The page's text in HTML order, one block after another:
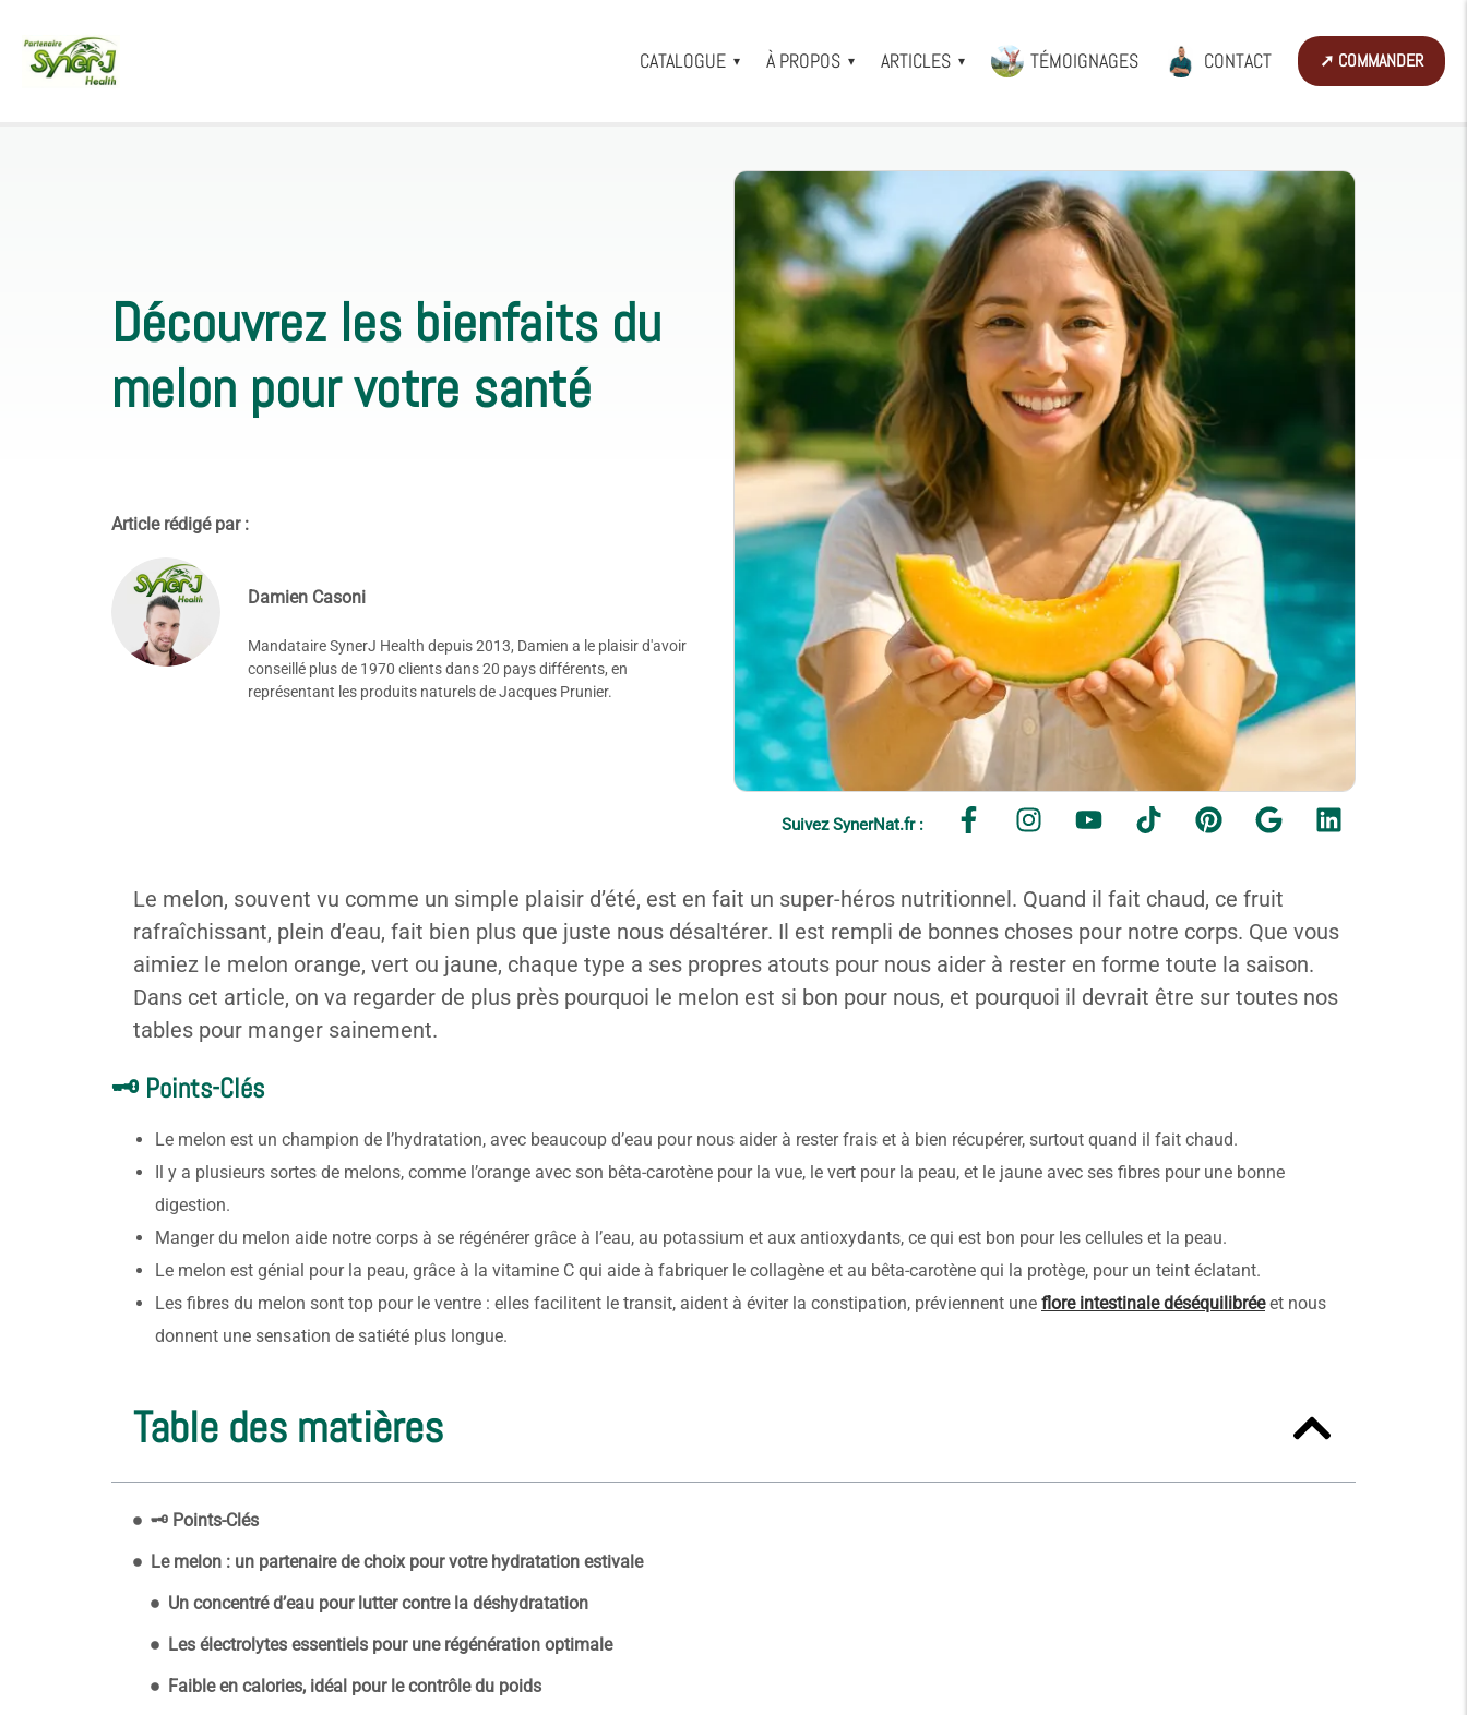
CATALOGUE ▾ À PROPOS ▾ ARTICLES ▾ TÉMOIGNAGES CONTACT ➚ COMMANDER
Découvrez les bienfaits du
melon pour votre santé
Article rédigé par :
Damien Casoni
Mandataire SynerJ Health depuis 2013, Damien a le plaisir d'avoir
conseillé plus de 1970 clients dans 20 pays différents, en
représentant les produits naturels de Jacques Prunier.
Suivez SynerNat.fr :
Le melon, souvent vu comme un simple plaisir d’été, est en fait un super-héros nutritionnel. Quand il fait chaud, ce fruit
rafraîchissant, plein d’eau, fait bien plus que juste nous désaltérer. Il est rempli de bonnes choses pour notre corps. Que vous
aimiez le melon orange, vert ou jaune, chaque type a ses propres atouts pour nous aider à rester en forme toute la saison.
Dans cet article, on va regarder de plus près pourquoi le melon est si bon pour nous, et pourquoi il devrait être sur toutes nos
tables pour manger sainement.
🗝️ Points-Clés
Le melon est un champion de l’hydratation, avec beaucoup d’eau pour nous aider à rester frais et à bien récupérer, surtout quand il fait chaud.
Il y a plusieurs sortes de melons, comme l’orange avec son bêta-carotène pour la vue, le vert pour la peau, et le jaune avec ses fibres pour une bonne
digestion.
Manger du melon aide notre corps à se régénérer grâce à l’eau, au potassium et aux antioxydants, ce qui est bon pour les cellules et la peau.
Le melon est génial pour la peau, grâce à la vitamine C qui aide à fabriquer le collagène et au bêta-carotène qui la protège, pour un teint éclatant.
Les fibres du melon sont top pour le ventre : elles facilitent le transit, aident à éviter la constipation, préviennent une flore intestinale déséquilibréeet nous
donnent une sensation de satiété plus longue.
Table des matières
🗝️ Points-Clés
Le melon : un partenaire de choix pour votre hydratation estivale
Un concentré d’eau pour lutter contre la déshydratation
Les électrolytes essentiels pour une régénération optimale
Faible en calories, idéal pour le contrôle du poids